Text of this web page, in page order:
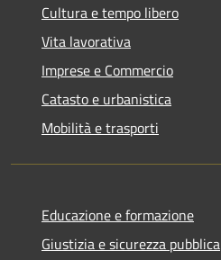
Cultura e tempo libero
Vita lavorativa
Imprese e Commercio
Catasto e urbanistica
Mobilità e trasporti
Educazione e formazione
Giustizia e sicurezza pubblica